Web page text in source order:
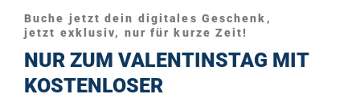
Buche jetzt dein digitales Geschenk,
jetzt exklusiv, nur für kurze Zeit!
NUR ZUM VALENTINSTAG MIT
KOSTENLOSER